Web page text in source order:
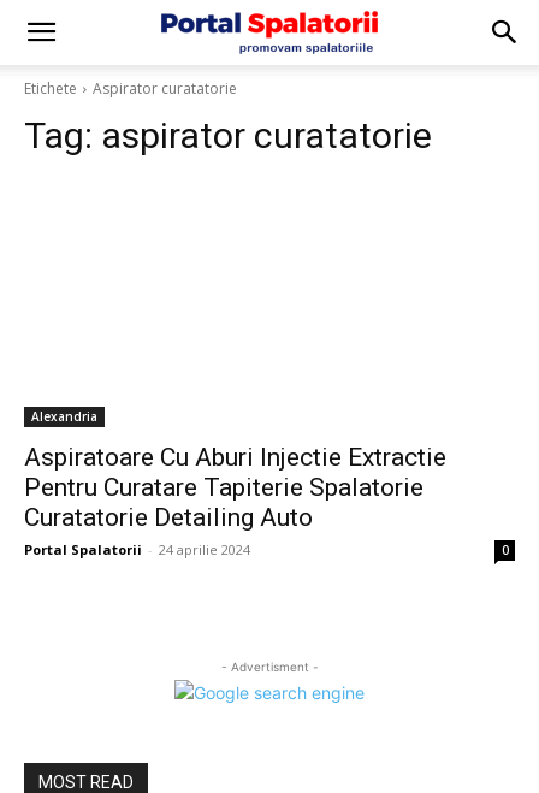
Etichete Aspirator curatatorie
Tag: aspirator curatatorie
Alexandria
Aspiratoare Cu Aburi Injectie Extractie
Pentru Curatare Tapiterie Spalatorie
Curatatorie Detailing Auto
Portal Spalatorii - 24 aprilie 2024 0
- Advertisment -
MOST READ